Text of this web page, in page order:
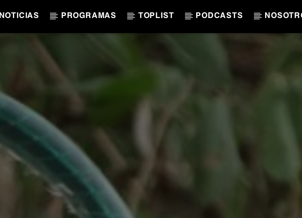
NOTICIAS PROGRAMAS TOPLIST PODCASTS